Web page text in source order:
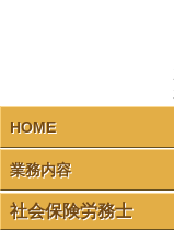
HOME
業務内容
社会保険労務士